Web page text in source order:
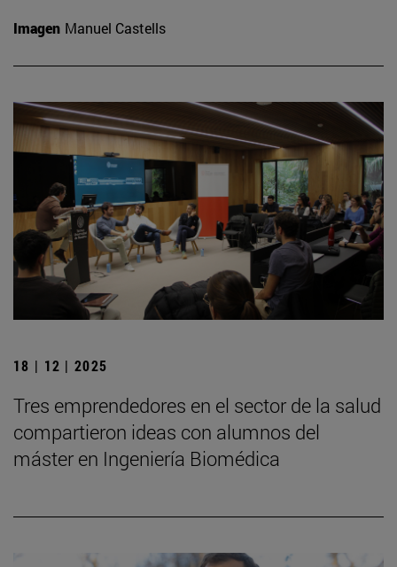
Imagen Manuel Castells
18 | 12 | 2025
Tres emprendedores en el sector de la salud
compartieron ideas con alumnos del
máster en Ingeniería Biomédica